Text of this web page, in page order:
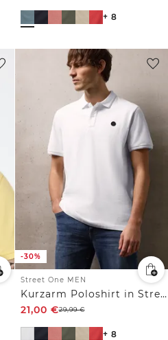
+ 8
-30%
Street One MEN
Kurzarm Poloshirt in Stretchqualität
21,00 €29,99€
+ 8